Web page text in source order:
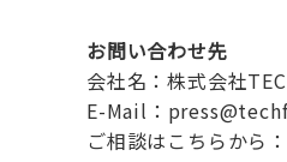
お問い合わせ先
会社名：株式会社
E-Mail：
ご相談はこちらから：